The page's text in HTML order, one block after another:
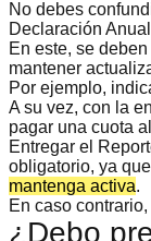
No debes
Declaración
En este, se
mantener
Por ejemplo,
A su vez, con la
pagar una cuota
Entregar el
obligatorio, ya que
mantenga activa.
En caso
¿Debo